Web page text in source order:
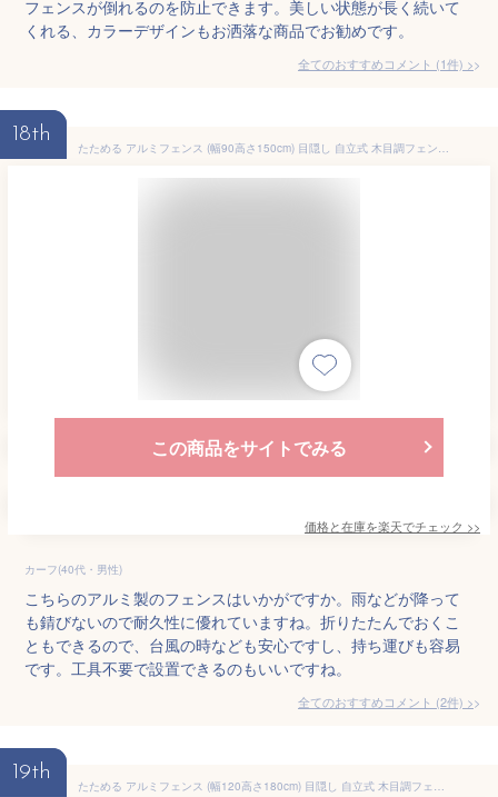
フェンスが倒れるのを防止できます。美しい状態が長く続いて
くれる、カラーデザインもお洒落な商品でお勧めです。
全てのおすすめコメント (1件) >
18th
たためる アルミフェンス (幅90高さ150cm) 目隠し 自立式 木目調フェンス アルミボーダーフェンス アルミ 衝立 屋外 おしゃれオレフェンス パーテーション 柱 ラティス OF0915 アルマックス土日出荷OK
この商品をサイトでみる
価格と在庫を楽天でチェック >>
カーフ(40代・男性)
こちらのアルミ製のフェンスはいかがですか。雨などが降って
も錆びないので耐久性に優れていますね。折りたたんでおくこ
ともできるので、台風の時なども安心ですし、持ち運びも容易
です。工具不要で設置できるのもいいですね。
全てのおすすめコメント (2件) >
19th
たためる アルミフェンス (幅120高さ180cm) 目隠し 自立式 木目調フェンス アルミボーダーフェンス アルミ ルーバー 衝立 屋外 固定金具 おしゃれオレフェンス パーテーション ラティス OF1218送料無料 土日出荷OK